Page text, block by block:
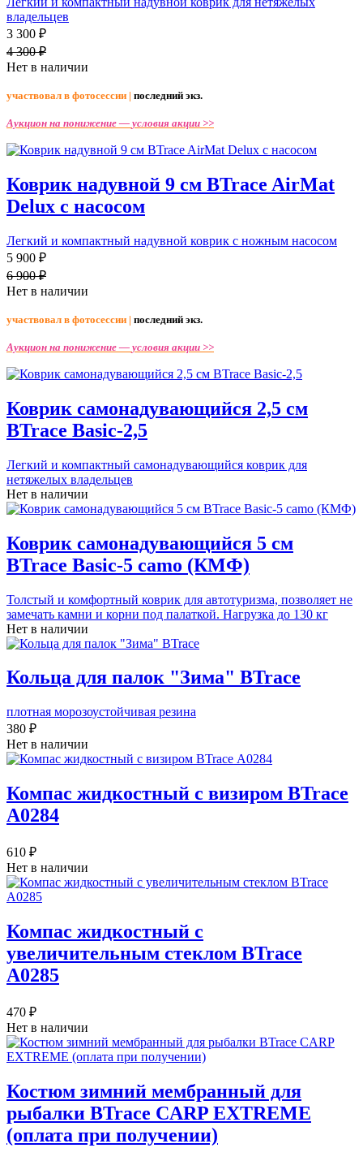
владельцев
3 300 ₽
4 300 ₽
Нет в наличии
участвовал в фотосессии | последний экз.
Аукцион на понижение — условия акции >>
Коврик надувной 9 см BTrace AirMat
Delux с насосом
Легкий и компактный надувной коврик с ножным насосом
5 900 ₽
6 900 ₽
Нет в наличии
участвовал в фотосессии | последний экз.
Аукцион на понижение — условия акции >>
Коврик самонадувающийся 2,5 см
BTrace Basic-2,5
Легкий и компактный самонадувающийся коврик для
нетяжелых владельцев
Нет в наличии
Коврик самонадувающийся 5 см
BTrace Basic-5 camo (КМФ)
Толстый и комфортный коврик для автотуризма, позволяет не
замечать камни и корни под палаткой. Нагрузка до 130 кг
Нет в наличии
Кольца для палок "Зима" BTrace
плотная морозоустойчивая резина
380 ₽
Нет в наличии
Компас жидкостный с визиром BTrace
А0284
610 ₽
Нет в наличии
Компас жидкостный с
увеличительным стеклом BTrace
А0285
470 ₽
Нет в наличии
Костюм зимний мембранный для
рыбалки BTrace CARP EXTREME
(оплата при получении)